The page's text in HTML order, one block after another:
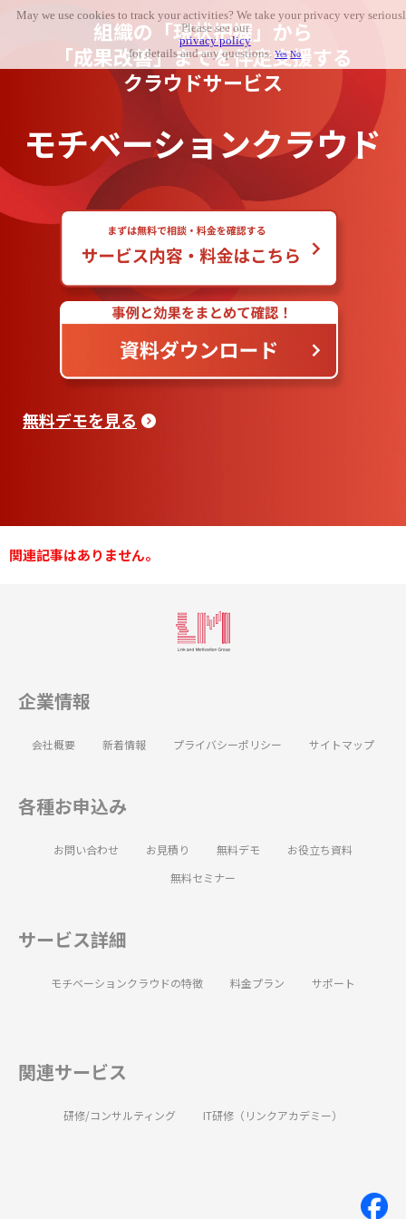
組織の「現状把握」から
「成果改善」までを伴走支援する
クラウドサービス
モチベーションクラウド
無料デモを見る
関連記事はありません。
企業情報
会社概要 新着情報 プライバシーポリシー サイトマップ
各種お申込み
お問い合わせ お見積り 無料デモ
お役立ち資料
無料セミナー
サービス詳細
モチベーションクラウドの特徴 料金プラン サポート
関連サービス
研修/コンサルティング IT研修（リンクアカデミー）
May we use cookies to track your activities? We take your privacy very
Please see our
privacy policy
for details and any questions.Yes No